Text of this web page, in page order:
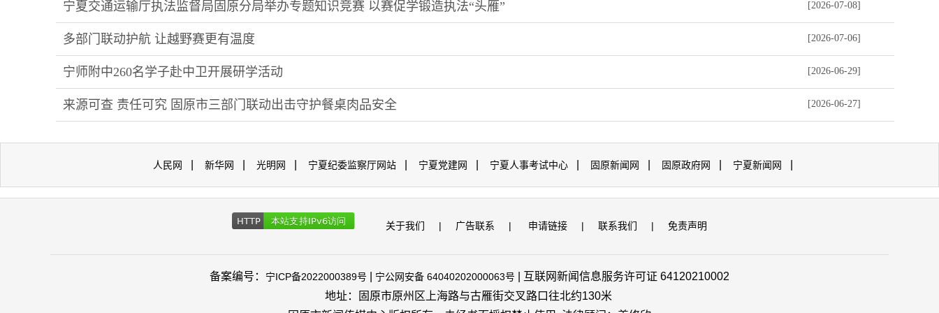
宁夏交通运输厅执法监督局固原分局举办专题知识竞赛 以赛促学锻造执法“头雁” [2026-07-08]
多部门联动护航 让越野赛更有温度 [2026-07-06]
宁师附中260名学子赴中卫开展研学活动 [2026-06-29]
来源可查 责任可究 固原市三部门联动出击守护餐桌肉品安全 [2026-06-27]
人民网 新华网 光明网 宁夏纪委监察厅网站 宁夏党建网 宁夏人事考试中心 固原新闻网 固原政府网 宁夏新闻网
关于我们 | 广告联系 | 申请链接 | 联系我们 | 免责声明
备案编号： 宁ICP备2022000389号 宁公网安备 64040202000063号 | 互联网新闻信息服务许可证 64120210002
地址：固原市原州区上海路与古雁街交叉路口往北约130米